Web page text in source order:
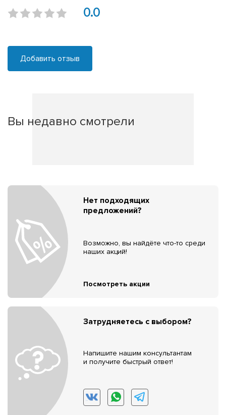
0.0
Добавить отзыв
Вы недавно смотрели
Нет подходящих
предложений?
Возможно, вы найдёте что-то среди
наших акций!
Посмотреть акции
Затрудняетесь с выбором?
Напишите нашим консультантам
и получите быстрый ответ!